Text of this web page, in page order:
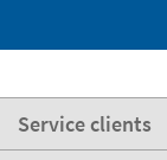
Service clients